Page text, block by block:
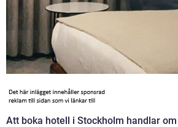
Att boka hotell i Stockholm handlar